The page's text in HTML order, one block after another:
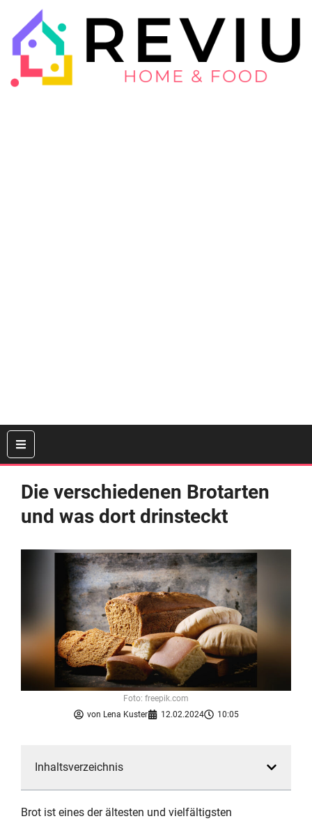
Die verschiedenen Brotarten
und was dort drinsteckt
von Lena Kuster 12.02.2024 10:05
Foto: freepik.com
Inhaltsverzeichnis
Brot ist eines der ältesten und vielfältigsten